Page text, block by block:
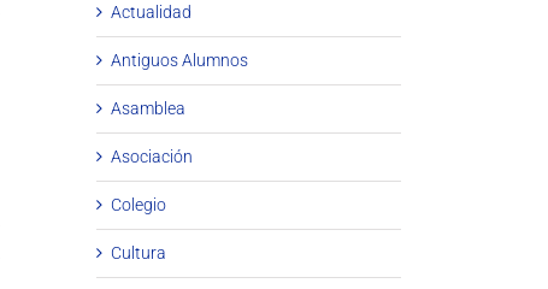
Actualidad
Antiguos Alumnos
Asamblea
Asociación
Colegio
Cultura